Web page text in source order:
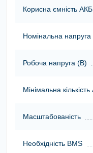
Корисна ємність
Номінальна
Робоча напруга (В)
Мінімальна
Масштабованість
Необхідність BMS